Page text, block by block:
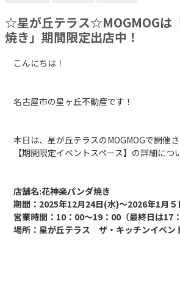
☆星が丘テラス☆MOGMOGは
焼き」期間限定出店中！
こんにちは！
名古屋市の星ヶ丘不動産です！
本日は、星が丘テラスのMOGMOGで開催
【期間限定イベントスペース】の詳細に
店舗名:花神楽パンダ焼き
期間：2025年12月24日(水)～2026年1月５
営業時間：10：00〜19：00（最終日は17
場所：星が丘テラス ザ・キッチンイベン